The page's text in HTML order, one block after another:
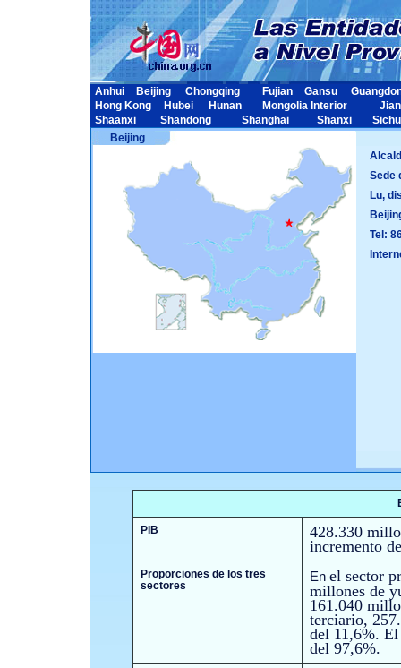
Anhui Beijing Chongqing Fujian Gansu
Hong Kong
Hubei Hunan Mongolia Interior
Shaanxi
Shandong Shanghai Shanxi
Beijing
Sede
Lu,
Tel:
PIB
428.330
incremento
Proporciones de los tres
sectores
En el sector
millones de
161.040
terciario,
del 11,6%.
del 97,6%.